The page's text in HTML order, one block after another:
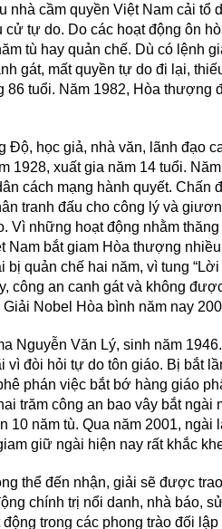
nhà cầm quyền Việt Nam cải
cử tự do. Do các hoạt động ôn
tù hay quản chế. Dù có lệnh
gát, mất quyền tự do đi lại,
86 tuổi. Năm 1982, Hòa
Ðộ, học giả, nhà văn, lãnh đạo
1928, xuất gia năm 14 tuổi.
cách mạng hành quyết. Chấn
tranh đấu cho công lý và
Vì những hoạt động nhằm
Nam bắt giam Hòa thượng
quản chế hai năm, vì tung
công an canh gát và không
Nobel Hòa bình năm nay
Nguyễn Văn Lý, sinh năm
vì đòi hỏi tự do tôn giáo. Bị bắt
phán việc bắt bớ hàng giáo
trăm công an bao vây bắt
10 năm tù. Qua năm 2001, ngài
giữ ngài hiện nay rất khắc
thể đến nhận, giải sẽ được
chính trị nổi danh, nhà báo,
trong các phong trào đối